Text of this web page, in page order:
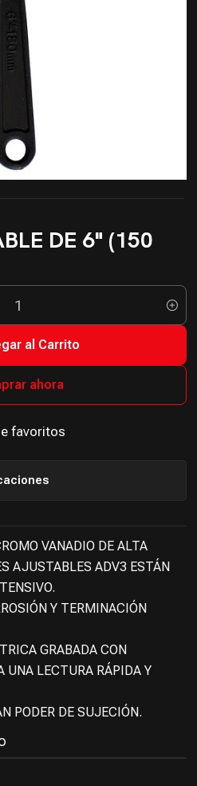
DE 6" (150
al Carrito
ahora
favoritos
VANADIO DE ALTA
AJUSTABLES ADV3 ESTÁN
Y TERMINACIÓN
GRABADA CON
UNA LECTURA RÁPIDA Y
PODER DE SUJECIÓN.